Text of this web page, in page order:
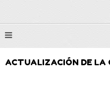
ACTUALIZACIÓN DE LA